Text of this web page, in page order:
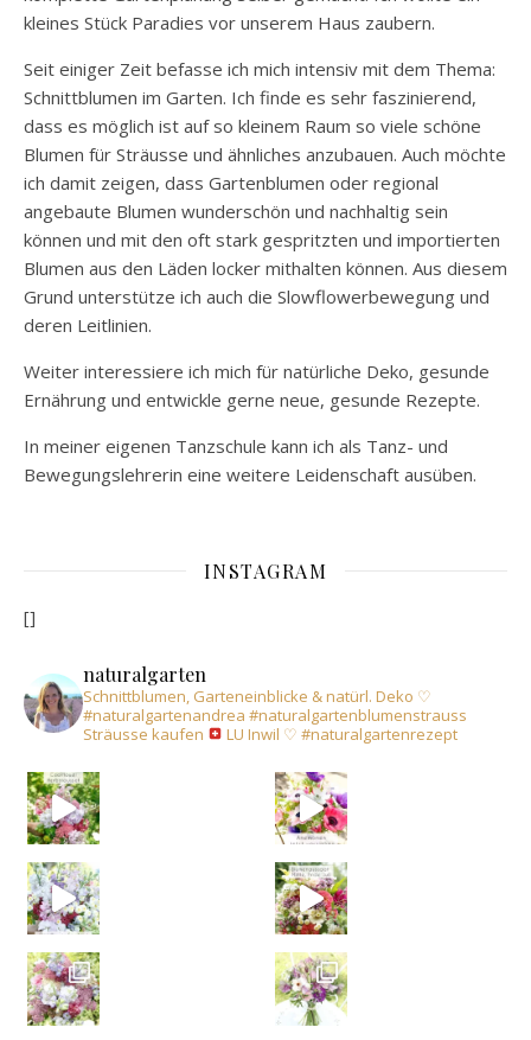
kleines Stück Paradies vor unserem Haus zaubern.
Seit einiger Zeit befasse ich mich intensiv mit dem Thema:
Schnittblumen im Garten. Ich finde es sehr faszinierend,
dass es möglich ist auf so kleinem Raum so viele schöne
Blumen für Sträusse und ähnliches anzubauen. Auch möchte
ich damit zeigen, dass Gartenblumen oder regional
angebaute Blumen wunderschön und nachhaltig sein
können und mit den oft stark gespritzten und importierten
Blumen aus den Läden locker mithalten können. Aus diesem
Grund unterstütze ich auch die Slowflowerbewegung und
deren Leitlinien.
Weiter interessiere ich mich für natürliche Deko, gesunde
Ernährung und entwickle gerne neue, gesunde Rezepte.
In meiner eigenen Tanzschule kann ich als Tanz- und
Bewegungslehrerin eine weitere Leidenschaft ausüben.
INSTAGRAM
[]
naturalgarten
Schnittblumen, Garteneinblicke & natürl. Deko ♡
#naturalgartenandrea #naturalgartenblumenstrauss
Sträusse kaufen
LU Inwil ♡ #naturalgartenrezept